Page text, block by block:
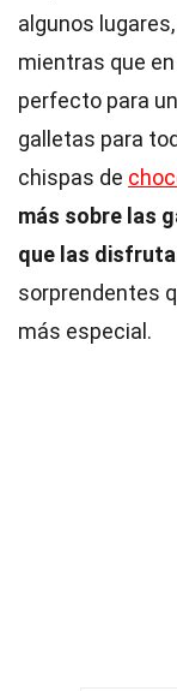
algunos
mientras que
perfecto para
galletas para
chispas de
más sobre las
que las
sorprendentes
más especial.